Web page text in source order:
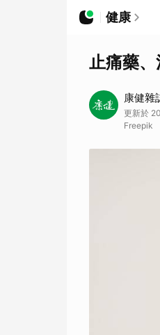
健康
止痛藥
康健雜
更新於
Freepik